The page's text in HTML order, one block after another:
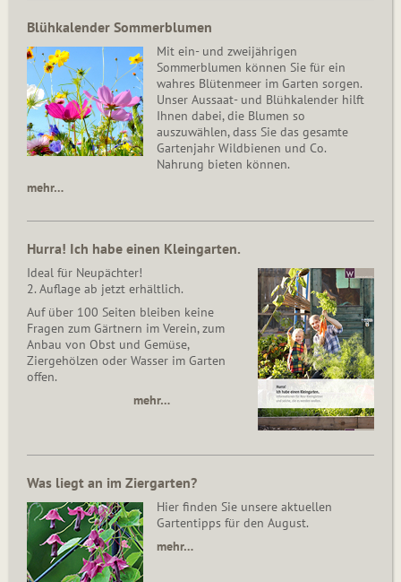
Blühkalender Sommerblumen
Mit ein- und zweijährigen
Sommerblumen können Sie für ein
wahres Blütenmeer im Garten sorgen.
Unser Aussaat- und Blühkalender hilft
Ihnen dabei, die Blumen so
auszuwählen, dass Sie das gesamte
Gartenjahr Wildbienen und Co.
Nahrung bieten können.
mehr…
Hurra! Ich habe einen Kleingarten.
Ideal für Neupächter!
2. Auflage ab jetzt erhältlich.
Auf über 100 Seiten bleiben keine
Fragen zum Gärtnern im Verein, zum
Anbau von Obst und Gemüse,
Ziergehölzen oder Wasser im Garten
offen.
mehr…
Was liegt an im Ziergarten?
Hier finden Sie unsere aktuellen
Gartentipps für den August.
mehr…